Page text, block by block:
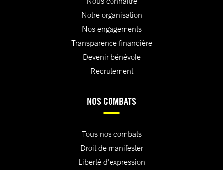
Notre organisation
Nos engagements
Transparence financière
Devenir bénévole
Recrutement
NOS COMBATS
Tous nos combats
Droit de manifester
Liberté d'expression